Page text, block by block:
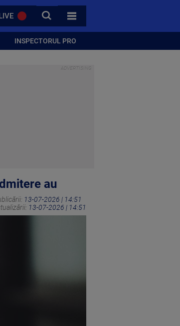
CAUTA
TOATE CATEGORIILE
INSPECTORUL PRO
au
13-07-2026 | 14:51
13-07-2026 | 14:51